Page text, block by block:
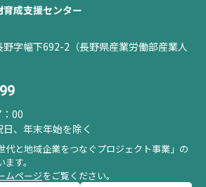
成支援センター
字幅下692-2（長野県産業労働部産業人
00
、年末年始を除く
代と地域企業をつなぐプロジェクト事業」の
す。
ムページをご覧ください。